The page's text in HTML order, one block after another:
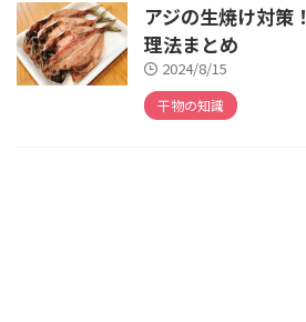
アジの生焼け対策
理法まとめ
2024/8/15
干物の知識